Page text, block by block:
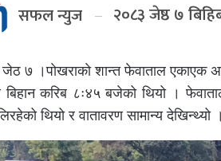
सफल न्युज २०८३ जेष्ठ ७
जेठ ७ ।पाेखराकाे शान्त फेवाताल एकाएक
बिहान करिब ८ः४५ बजेको थियो ।
थियो र वातावरण सामान्य देखिन्थ्यो ।